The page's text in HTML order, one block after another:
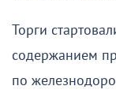
Торги
содержанием
по